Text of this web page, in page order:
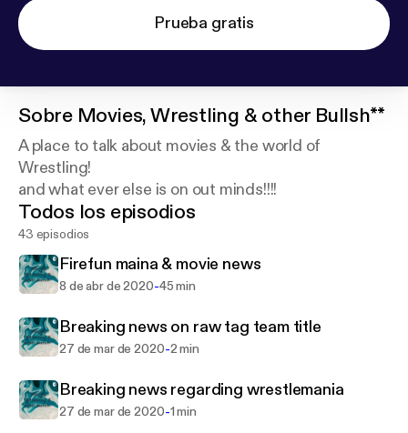
Prueba gratis
Sobre Movies, Wrestling & other Bullsh**
A place to talk about movies & the world of
Wrestling!
and what ever else is on out minds!!!!
Todos los episodios
43 episodios
Firefun maina & movie news
8 de abr de 2020-45 min
Breaking news on raw tag team title
27 de mar de 2020-2 min
Breaking news regarding wrestlemania
27 de mar de 2020-1 min